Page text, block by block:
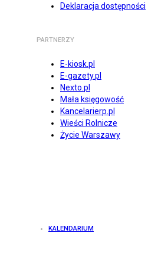
Deklaracja dostępności
PARTNERZY
E-kiosk.pl
E-gazety.pl
Nexto.pl
Mała księgowość
Kancelarierp.pl
Wieści Rolnicze
Życie Warszawy
KALENDARIUM